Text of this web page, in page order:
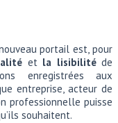
portail est, pour
et la lisibilitéde
enregistrées aux
entreprise, acteur de
professionnelle puisse
souhaitent.